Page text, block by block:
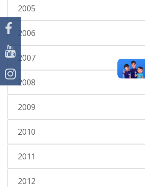
2005
2006
2007
2008
2009
2010
2011
2012